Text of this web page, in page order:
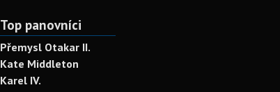
Top panovníci
Přemysl Otakar II.
Kate Middleton
Karel IV.